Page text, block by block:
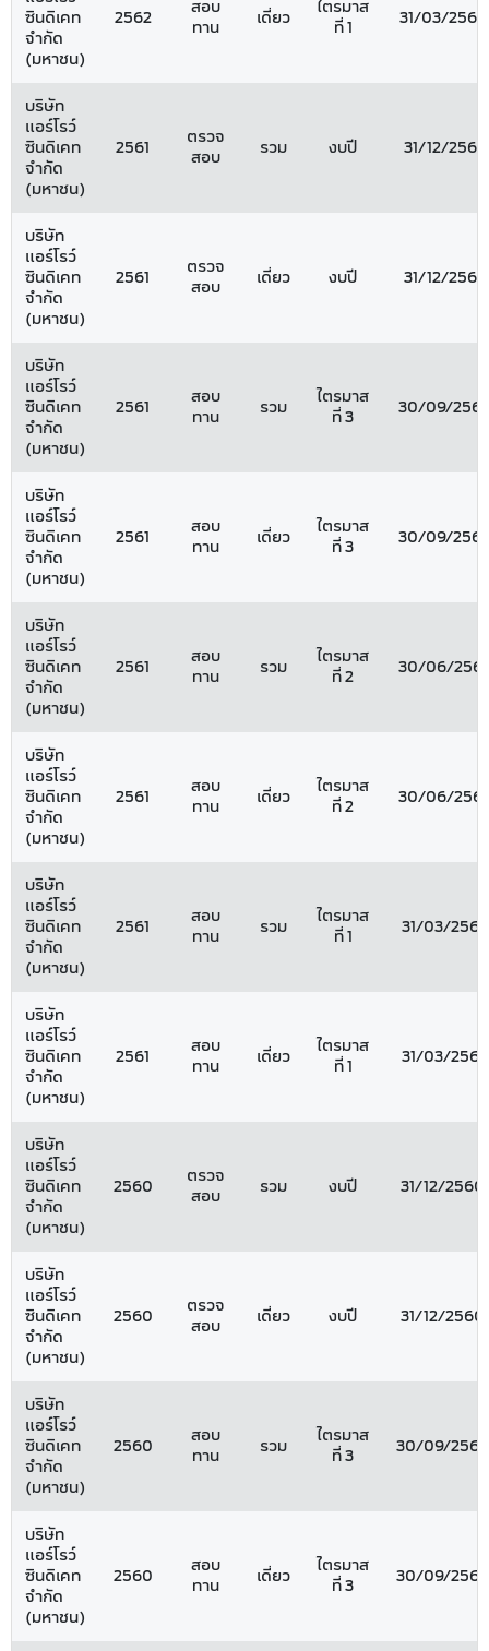
ซินดิเคท
จำกัด
(มหาชน)
2562
สอบ
ทาน
เดี่ยว
ไตรมาส
ที่ 1
31/03/2562
บริษัท
แอร์โรว์
ซินดิเคท
จำกัด
(มหาชน)
2561
ตรวจ
สอบ
รวม งบปี 31/12/2561
บริษัท
แอร์โรว์
ซินดิเคท
จำกัด
(มหาชน)
2561
ตรวจ
สอบ
เดี่ยว งบปี 31/12/2561
บริษัท
แอร์โรว์
ซินดิเคท
จำกัด
(มหาชน)
2561
สอบ
ทาน
รวม
ไตรมาส
ที่ 3
30/09/2561
บริษัท
แอร์โรว์
ซินดิเคท
จำกัด
(มหาชน)
2561
สอบ
ทาน
เดี่ยว
ไตรมาส
ที่ 3
30/09/2561
บริษัท
แอร์โรว์
ซินดิเคท
จำกัด
(มหาชน)
2561
สอบ
ทาน
รวม
ไตรมาส
ที่ 2
30/06/2561
บริษัท
แอร์โรว์
ซินดิเคท
จำกัด
(มหาชน)
2561
สอบ
ทาน
เดี่ยว
ไตรมาส
ที่ 2
30/06/2561
บริษัท
แอร์โรว์
ซินดิเคท
จำกัด
(มหาชน)
2561
สอบ
ทาน
รวม
ไตรมาส
ที่ 1
31/03/2561
บริษัท
แอร์โรว์
ซินดิเคท
จำกัด
(มหาชน)
2561
สอบ
ทาน
เดี่ยว
ไตรมาส
ที่ 1
31/03/2561
บริษัท
แอร์โรว์
ซินดิเคท
จำกัด
(มหาชน)
2560
ตรวจ
สอบ
รวม งบปี 31/12/2560
บริษัท
แอร์โรว์
ซินดิเคท
จำกัด
(มหาชน)
2560
ตรวจ
สอบ
เดี่ยว งบปี 31/12/2560
บริษัท
แอร์โรว์
ซินดิเคท
จำกัด
(มหาชน)
2560
สอบ
ทาน
รวม
ไตรมาส
ที่ 3
30/09/2560
บริษัท
แอร์โรว์
ซินดิเคท
จำกัด
(มหาชน)
2560
สอบ
ทาน
เดี่ยว
ไตรมาส
ที่ 3
30/09/2560